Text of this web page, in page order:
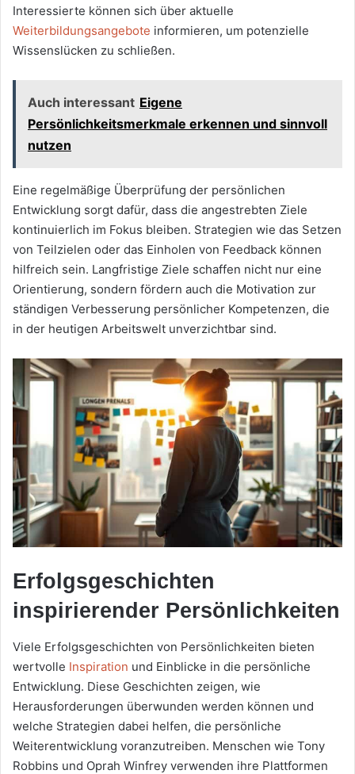
Interessierte können sich über aktuelle
Weiterbildungsangebote informieren, um potenzielle
Wissenslücken zu schließen.
Auch interessant Eigene
Persönlichkeitsmerkmale erkennen und sinnvoll
nutzen
Eine regelmäßige Überprüfung der persönlichen
Entwicklung sorgt dafür, dass die angestrebten Ziele
kontinuierlich im Fokus bleiben. Strategien wie das Setzen
von Teilzielen oder das Einholen von Feedback können
hilfreich sein. Langfristige Ziele schaffen nicht nur eine
Orientierung, sondern fördern auch die Motivation zur
ständigen Verbesserung persönlicher Kompetenzen, die
in der heutigen Arbeitswelt unverzichtbar sind.
Erfolgsgeschichten
inspirierender Persönlichkeiten
Viele Erfolgsgeschichten von Persönlichkeiten bieten
wertvolle Inspiration und Einblicke in die persönliche
Entwicklung. Diese Geschichten zeigen, wie
Herausforderungen überwunden werden können und
welche Strategien dabei helfen, die persönliche
Weiterentwicklung voranzutreiben. Menschen wie Tony
Robbins und Oprah Winfrey verwenden ihre Plattformen